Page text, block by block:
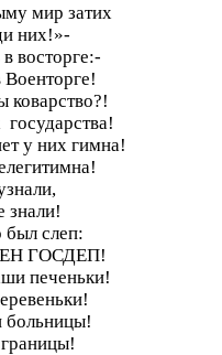
мир затих
них!»-
восторге:-
у них гимна!
знали!
был слеп:
ГОСДЕП!
печеньки!